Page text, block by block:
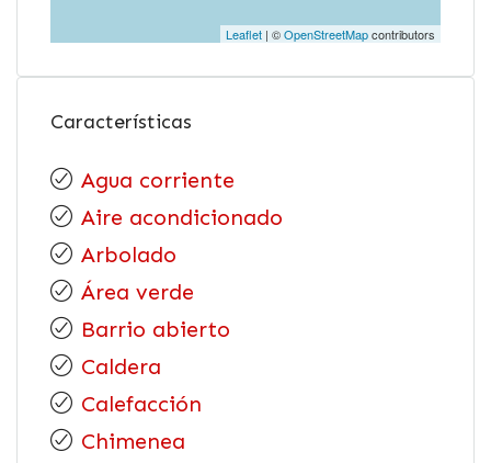
Leaflet | ©OpenStreetMapcontributors
Características
Agua corriente
Aire acondicionado
Arbolado
Área verde
Barrio abierto
Caldera
Calefacción
Chimenea